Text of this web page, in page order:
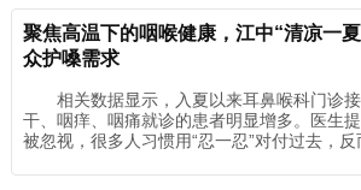
聚焦高温下的咽喉健康，江中“清凉一
众护嗓需求
相关数据显示，入夏以来耳鼻喉科门诊接
干、咽痒、咽痛就诊的患者明显增多。医生
被忽视，很多人习惯用“忍一忍”对付过去，反